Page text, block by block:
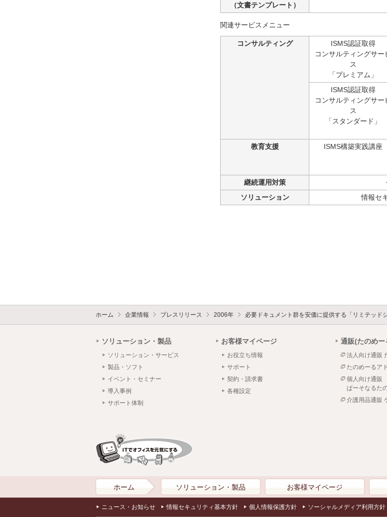
（文書テンプレート）
関連サービスメニュー
コンサルティング
ISMS認証取得
コンサルティングサー
ス
「プレミアム」
ISMS認証取得
コンサルティングサー
ス
「スタンダード」
教育支援 ISMS構築実践講座
継続運用対策
ソリューション
情報セ
ホーム 企業情報 プレスリリース 2006年 必要ドキュメント群を安価に提供する「リミテッド
ソリューション・製品
ソリューション・サービス
製品・ソフト
イベント・セミナー
導入事例
サポート体制
お客様マイページ
お役立ち情報
サポート
契約・請求書
各種設定
通販(たのめー
法人向け通販
たのめーるア
個人向け通販
ぱーそなるた
介護用品通販
ホーム ソリューション・製品 お客様マイページ
ニュース・お知らせ 情報セキュリティ基本方針 個人情報保護方針 ソーシャルメディア利用方針